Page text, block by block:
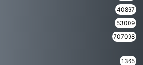
40867
53009
707098
1365